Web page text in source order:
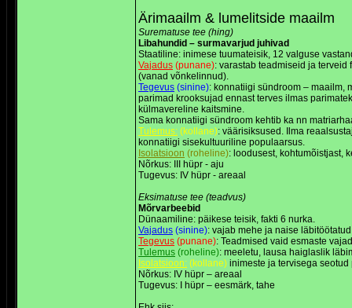
Ärimaailm & lumelitside maailm
Surematuse tee (hing)
Libahundid – surmavarjud juhivad
Staatiline: inimese tuumateisik, 12 valguse
Vajadus (punane): varastab teadmiseid ja
(vanad võnkelinnud).
Tegevus (sinine): konnatiigi sündroom – maailm,
parimad krooksujad ennast terves ilmas
külmavereline kaitsmine.
Sama konnatiigi sündroom kehtib ka nn
Tulemus: (kollane): väärisiksused. Ilma
konnatiigi sisekultuuriline populaarsus.
Isolatsioon (roheline): loodusest, kohtumõistjast,
Nõrkus: III hüpr - aju
Tugevus: IV hüpr - areaal
Eksimatuse tee (teadvus)
Mõrvarbeebid
Dünaamiline: päikese teisik, fakti 6 nurka.
Vajadus (sinine): vajab mehe ja naise
Tegevus (punane): Teadmised vaid esmaste
Tulemus (roheline): meeletu, lausa haiglaslik
Isolatsioon: (kollane) inimeste ja tervisega
Nõrkus: IV hüpr – areaal
Tugevus: I hüpr – eesmärk, tahe